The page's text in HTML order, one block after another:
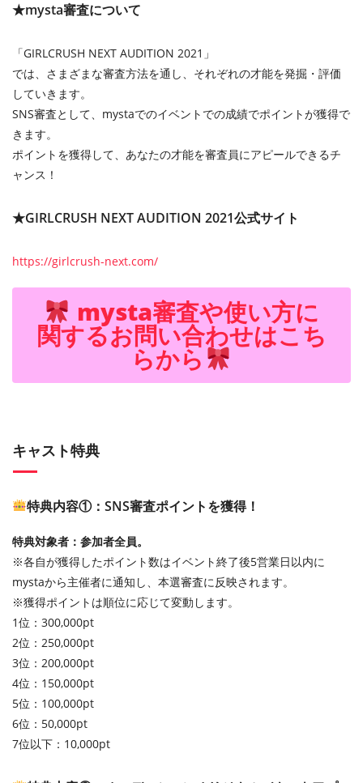
★mysta審査について
「GIRLCRUSH NEXT AUDITION 2021」
では、さまざまな審査方法を通し、それぞれの才能を発掘・評価
していきます。
SNS審査として、mystaでのイベントでの成績でポイントが獲得で
きます。
ポイントを獲得して、あなたの才能を審査員にアピールできるチ
ャンス！
★GIRLCRUSH NEXT AUDITION 2021公式サイト
https://girlcrush-next.com/
mysta審査や使い方に
関するお問い合わせはこち
らから
キャスト特典
特典内容①：SNS審査ポイントを獲得！
特典対象者：参加者全員。
※各自が獲得したポイント数はイベント終了後5営業日以内に
mystaから主催者に通知し、本選審査に反映されます。
※獲得ポイントは順位に応じて変動します。
1位：300,000pt
2位：250,000pt
3位：200,000pt
4位：150,000pt
5位：100,000pt
6位：50,000pt
7位以下：10,000pt